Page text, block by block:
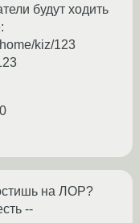
будут ходить
kiz/123
на ЛОР?
--